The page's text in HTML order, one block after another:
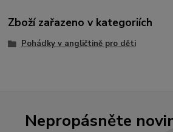
Zboží zařazeno v kategoriích
Pohádky v angličtině pro děti
Nepropásněte